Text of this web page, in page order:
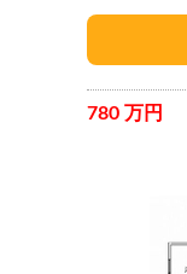
780 万円